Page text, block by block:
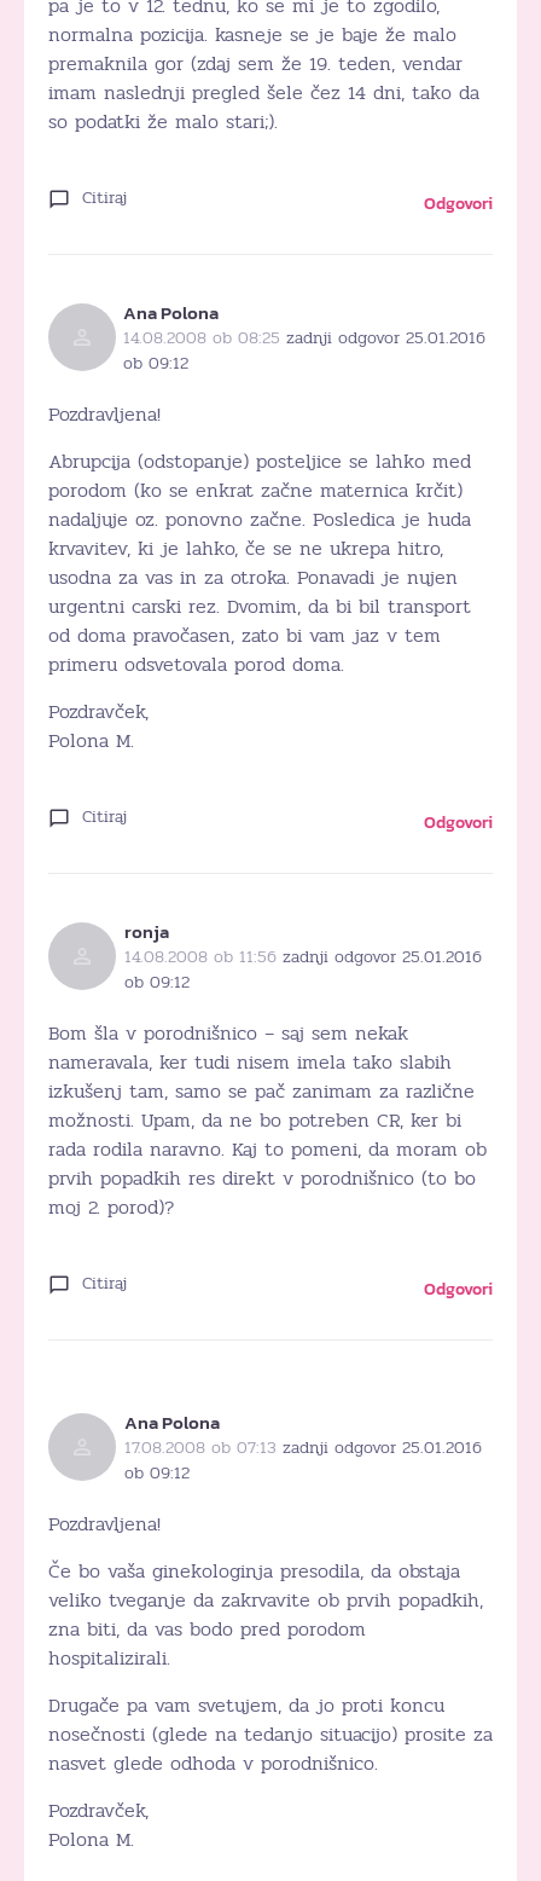
normalna pozicija. kasneje se je baje že malo
premaknila gor (zdaj sem že 19. teden, vendar
imam naslednji pregled šele čez 14 dni, tako da
so podatki že malo stari;).
Citiraj Odgovori
Ana Polona
14.08.2008 ob 08:25 zadnji odgovor 25.01.2016
ob 09:12
Pozdravljena!
Abrupcija (odstopanje) posteljice se lahko med
porodom (ko se enkrat začne maternica krčit)
nadaljuje oz. ponovno začne. Posledica je huda
krvavitev, ki je lahko, če se ne ukrepa hitro,
usodna za vas in za otroka. Ponavadi je nujen
urgentni carski rez. Dvomim, da bi bil transport
od doma pravočasen, zato bi vam jaz v tem
primeru odsvetovala porod doma.
Pozdravček,
Polona M.
Citiraj Odgovori
ronja
14.08.2008 ob 11:56 zadnji odgovor 25.01.2016
ob 09:12
Bom šla v porodnišnico – saj sem nekak
nameravala, ker tudi nisem imela tako slabih
izkušenj tam, samo se pač zanimam za različne
možnosti. Upam, da ne bo potreben CR, ker bi
rada rodila naravno. Kaj to pomeni, da moram ob
prvih popadkih res direkt v porodnišnico (to bo
moj 2. porod)?
Citiraj Odgovori
Ana Polona
17.08.2008 ob 07:13 zadnji odgovor 25.01.2016
ob 09:12
Pozdravljena!
Če bo vaša ginekologinja presodila, da obstaja
veliko tveganje da zakrvavite ob prvih popadkih,
zna biti, da vas bodo pred porodom
hospitalizirali.
Drugače pa vam svetujem, da jo proti koncu
nosečnosti (glede na tedanjo situacijo) prosite za
nasvet glede odhoda v porodnišnico.
Pozdravček,
Polona M.